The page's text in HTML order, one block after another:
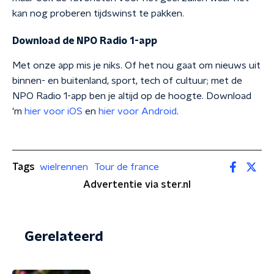
kan nog proberen tijdswinst te pakken.
Download de NPO Radio 1-app
Met onze app mis je niks. Of het nou gaat om nieuws uit
binnen- en buitenland, sport, tech of cultuur; met de
NPO Radio 1-app ben je altijd op de hoogte. Download
'm hier voor iOS en hier voor Android.
Tags wielrennen
Tour de france
Advertentie via ster.nl
Gerelateerd